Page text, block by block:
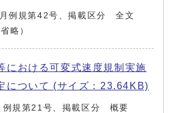
例規第42号、掲載区分 全文
略）
における可変式速度規制実施
について (サイズ：23.64KB)
例規第21号、掲載区分 概要